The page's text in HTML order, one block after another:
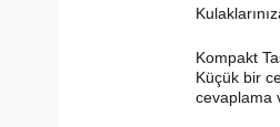
Kompakt
Küçük bir
cevaplama